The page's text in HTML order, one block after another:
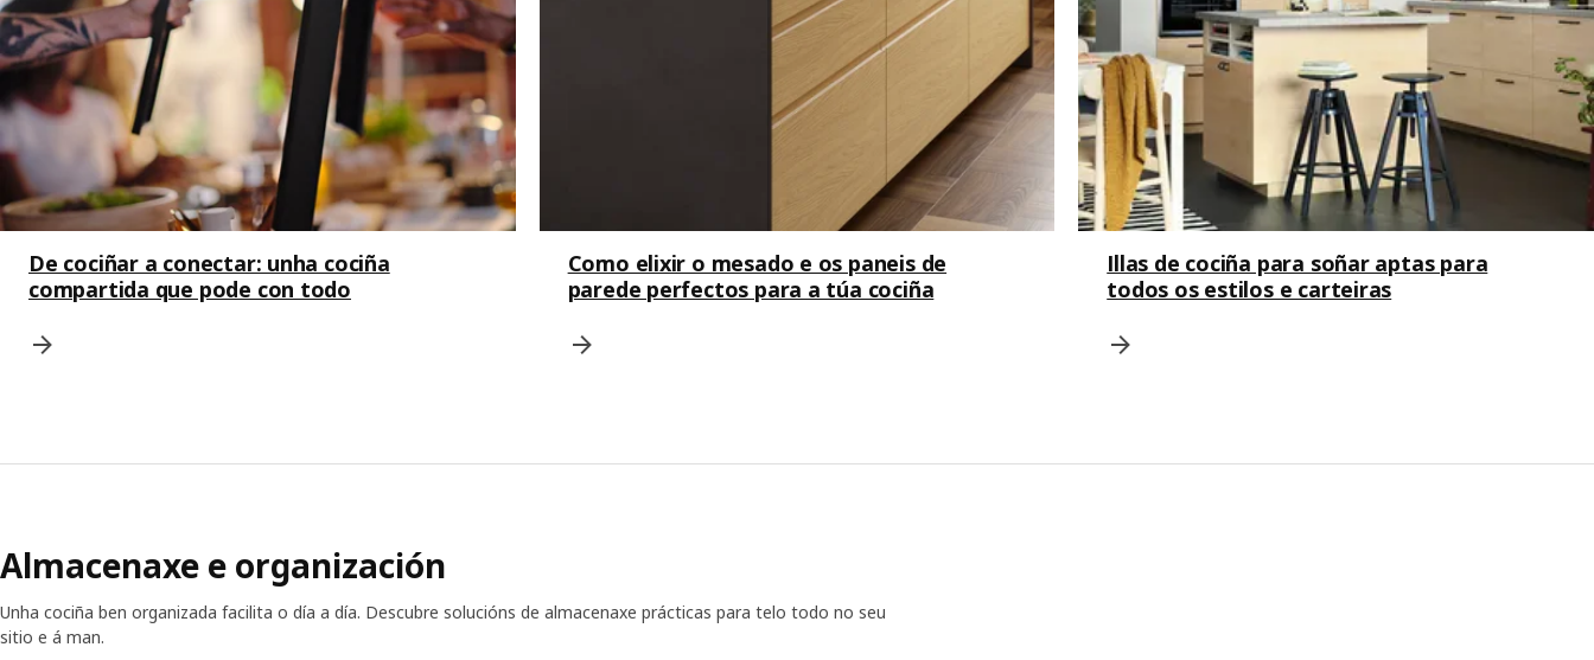
De cociñar a conectar: unha cociña
compartida que pode con todo
Como elixir o mesado e os paneis de
parede perfectos para a túa cociña
Illas de cociña para soñar aptas para
todos os estilos e carteiras
Almacenaxe e organización
Unha cociña ben organizada facilita o día a día. Descubre solucións de almacenaxe prácticas para telo todo no seu
sitio e á man.